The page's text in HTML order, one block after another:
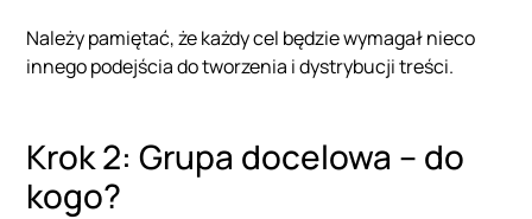
Należy pamiętać, że każdy cel będzie wymagał nieco
innego podejścia do tworzenia i dystrybucji treści.
Krok 2: Grupa docelowa – do
kogo?